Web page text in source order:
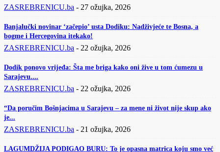
ZASREBRENICU.ba - 27 ožujka, 2026
Banjalučki novinar ‘začepio’ usta Dodiku: Nadživjeće te Bosna, a
bogme i Hercegovina itekako!
ZASREBRENICU.ba - 22 ožujka, 2026
Dodik ponovo vrijeđa: Šta me briga kako oni žive u tom ćumezu u
Sarajevu....
ZASREBRENICU.ba - 22 ožujka, 2026
“Da poručim Bošnjacima u Sarajevu – za mene ni život nije skup ako
je...
ZASREBRENICU.ba - 21 ožujka, 2026
LAGUMDŽIJA PODIGAO BURU: To je opasna matrica koju smo već